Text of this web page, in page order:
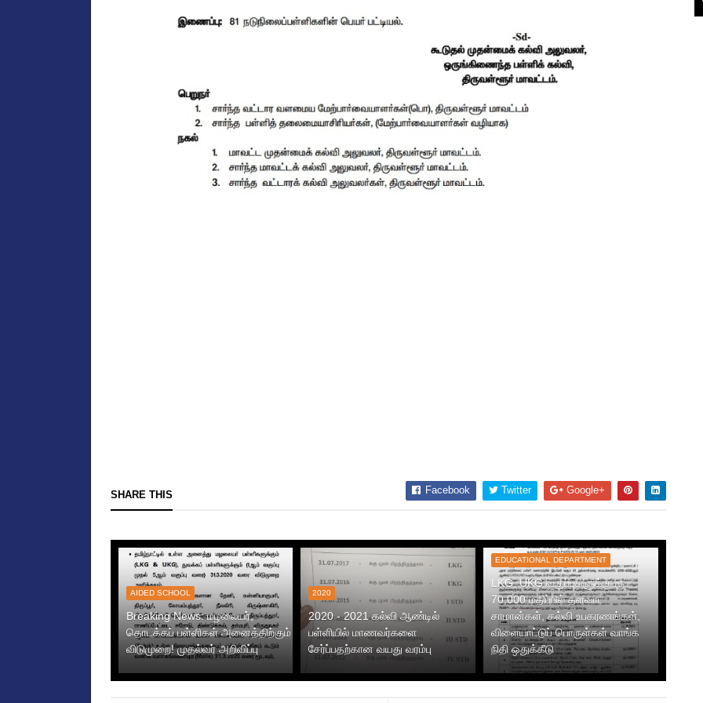
SHARE THIS Facebook Twitter Google+
AIDED SCHOOL
Breaking News: மழலையர்,
தொடக்கப் பள்ளிகள் அனைத்திற்கும்
விடுமுறை! முதல்வர் அறிவிப்பு
2020
2020 - 2021 கல்வி ஆண்டில்
பள்ளியில் மாணவர்களை
சேர்ப்பதற்கான வயது வரம்பு
EDUCATIONAL DEPARTMENT
LKG, UKG வகுப்புகளுக்கு ரூ
70,000 மதிப்பில் தளவாட
சாமான்கள், கல்வி உபகரணங்கள்,
விளையாட்டுப் பொருள்கள் வாங்க
நிதி ஒதுக்கீடு